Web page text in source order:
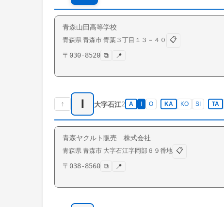
青森山田高等学校
青森県 青森市 青葉 ３丁目１３－４０
📋
〒 030-8520 ⧉ 📍
↑ I 大字石江2 A O KA KO SI TA
青森ヤクルト販売 株式会社
青森県 青森市 大字石江字岡部６９番地 📋
〒 038-8560 ⧉ 📍